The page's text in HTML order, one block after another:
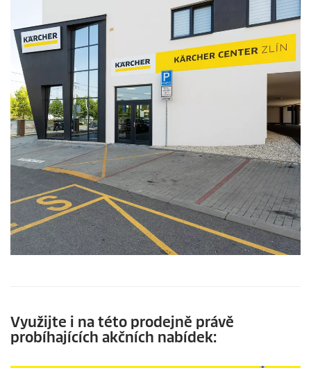
Využijte i na této prodejně právě
probíhajících akčních nabídek: